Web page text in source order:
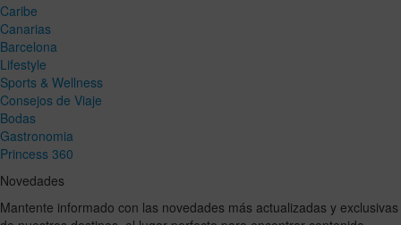
Caribe
Canarias
Barcelona
Lifestyle
Sports & Wellness
Consejos de Viaje
Bodas
Gastronomia
Princess 360
Novedades
Mantente informado con las novedades más actualizadas y exclusivas